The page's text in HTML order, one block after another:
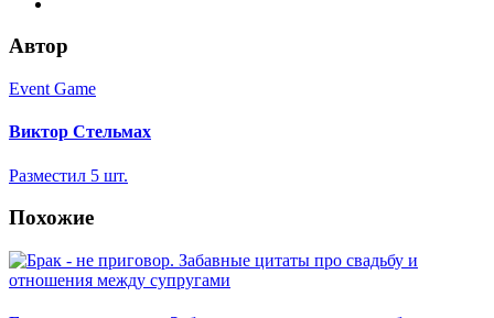
Автор
Event Game
Виктор Стельмах
Разместил 5 шт.
Похожие